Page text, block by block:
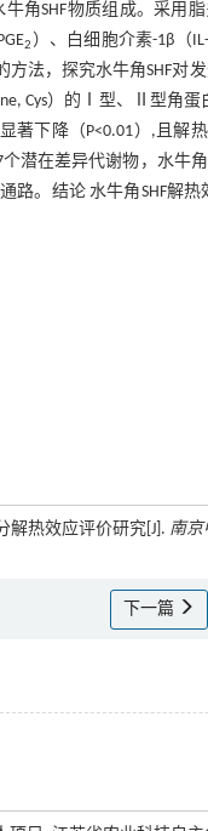
牛角SHF物质组成。采用
2 ）、白细胞介素-1β（
法，探究水牛角SHF对
Cys）的Ⅰ型、Ⅱ型角蛋
著下降（P<0.01）,且解
潜在差异代谢物，水牛
。结论 水牛角SHF解
解热效应评价研究[J]. 南京
下一篇